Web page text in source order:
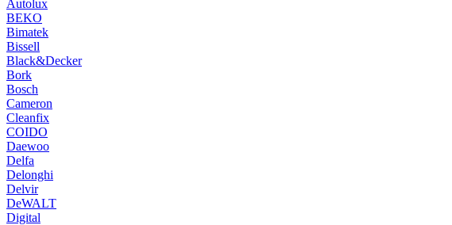
Autolux
BEKO
Bimatek
Bissell
Black&Decker
Bork
Bosch
Cameron
Cleanfix
COIDO
Daewoo
Delfa
Delonghi
Delvir
DeWALT
Digital